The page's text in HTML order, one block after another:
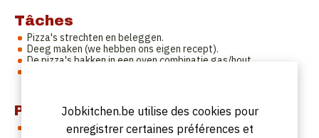
Tâches
Pizza's strechten en beleggen.
Deeg maken (we hebben ons eigen recept).
De pizza's bakken in een oven combinatie gas/hout.
Profil
Het is iets wat je graag doet. Motivatie is belangrijker dan
Jobkitchen.be utilise des cookies pour
enregistrer certaines préférences et